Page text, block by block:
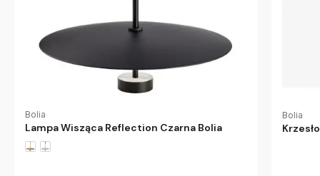
Bolia
Lampa Wisząca Reflection Czarna Bolia
Bolia